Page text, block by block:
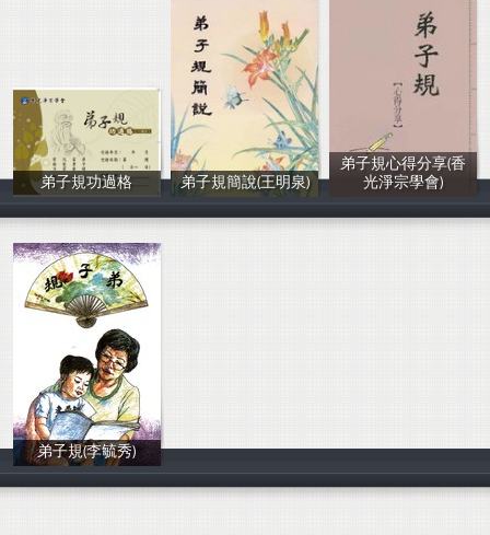
弟子規功過格
香光淨宗學會
弟子規簡說(王明泉)
王明泉
弟子規心得分享(香
光淨宗學會)
香光淨宗學會
弟子規(李毓秀)
李毓秀